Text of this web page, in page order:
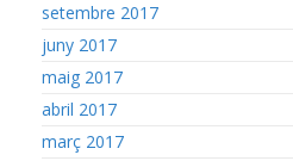
setembre 2017
juny 2017
maig 2017
abril 2017
març 2017